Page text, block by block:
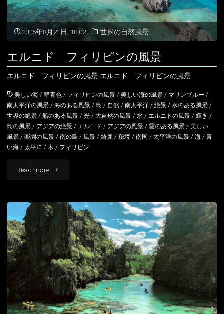
リ
ピ
の
景"
2025年8月21日, 10:02 世界の自然風景
エルニド フィリピンの風景
エルニド フィリピンの風景 エルニド フィリピンの風景
美しい海 /群青色 / フィリピンの風景 /美しい海の風景 / マリンブルー /
南太平洋の風景 /海のある風景 /島 / 自然 /南太平洋 /絶景 /水のある風景 /
世界の絶景 /船のある風景 /光 /大自然の風景 /水 / エルニドの風景 /輝き /
島の風景 / アジアの絶景 / エルニド / アジアの風景 / 雲のある風景 /美しい
風景 /楽園の風景 /南の島 / 風景 /綺麗 /秘境 /南国 /太平洋の風景 /海 /青
い海 /太平洋 / 木 / フィリピン
Read more "エ
ニ
ド
フ
ィ
リ
ピ